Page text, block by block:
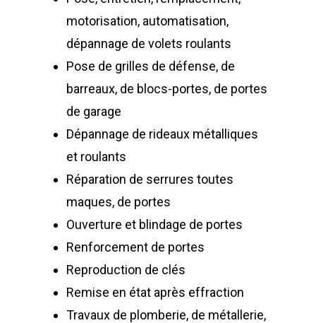
motorisation, automatisation,
dépannage de volets roulants
Pose de grilles de défense, de
barreaux, de blocs-portes, de portes
de garage
Dépannage de rideaux métalliques
et roulants
Réparation de serrures toutes
maques, de portes
Ouverture et blindage de portes
Renforcement de portes
Reproduction de clés
Remise en état après effraction
Travaux de plomberie, de métallerie,